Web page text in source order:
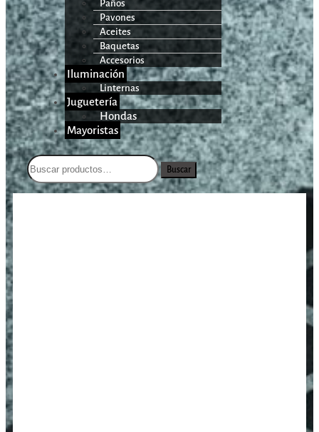
Paños
Pavones
Aceites
Baquetas
Accesorios
Iluminación
Linternas
Juguetería
Hondas
Mayoristas
Buscar